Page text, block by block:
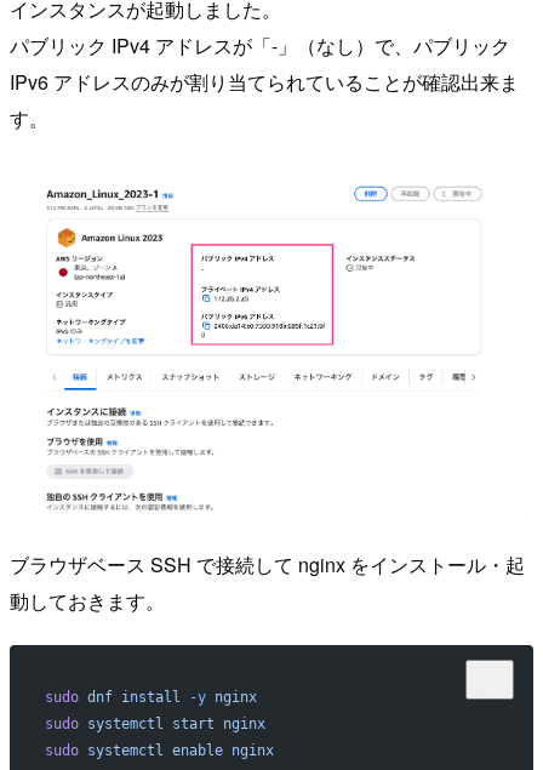
インスタンスが起動しました。
パブリック IPv4 アドレスが「-」（なし）で、パブリック
IPv6 アドレスのみが割り当てられていることが確認出来ま
す。
ブラウザベース SSH で接続して nginx をインストール・起
動しておきます。
sudo dnf install -y nginx
sudo systemctl start nginx
sudo systemctl enable nginx